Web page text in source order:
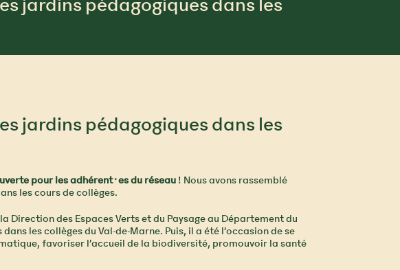
jardins pédagogiques dans les
jardins pédagogiques dans les
pour les adhérent·es du réseau! Nous avons rassemblé
les cours de collèges.
des Espaces Verts et du Paysage au Département du
les collèges du Val-de-Marne. Puis, il a été l’occasion de se
favoriser l’accueil de la biodiversité, promouvoir la santé